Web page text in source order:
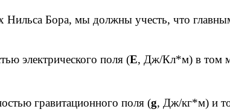
Нильса Бора, мы должны учесть, что
электрического поля (Е, Дж/Кл*м) в том
гравитационного поля (g, Дж/кг*м) и